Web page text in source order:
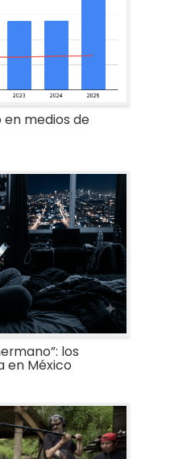
en medios de
los
en México